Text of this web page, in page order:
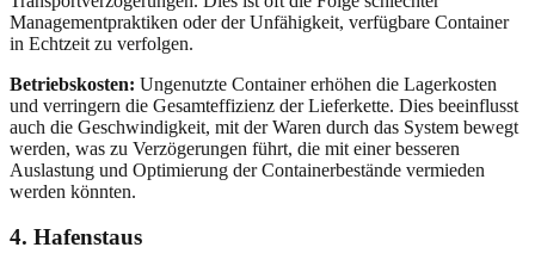
Managementpraktiken oder der Unfähigkeit, verfügbare Container
in Echtzeit zu verfolgen.
Betriebskosten: Ungenutzte Container erhöhen die Lagerkosten
und verringern die Gesamteffizienz der Lieferkette. Dies beeinflusst
auch die Geschwindigkeit, mit der Waren durch das System bewegt
werden, was zu Verzögerungen führt, die mit einer besseren
Auslastung und Optimierung der Containerbestände vermieden
werden könnten.
4. Hafenstaus